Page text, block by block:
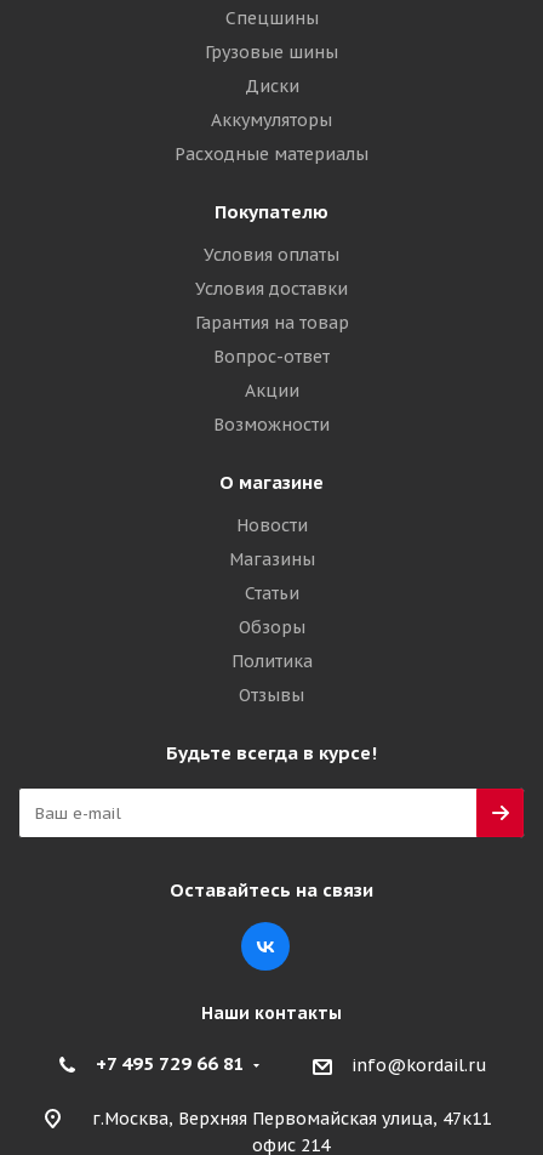
Спецшины
Грузовые шины
Диски
Аккумуляторы
Расходные материалы
Покупателю
Условия оплаты
Условия доставки
Гарантия на товар
Вопрос-ответ
Акции
Возможности
О магазине
Новости
Магазины
Статьи
Обзоры
Политика
Отзывы
Будьте всегда в курсе!
Оставайтесь на связи
Наши контакты
+7 495 729 66 81 info@kordail.ru
г.Москва, Верхняя Первомайская улица, 47к11
офис 214